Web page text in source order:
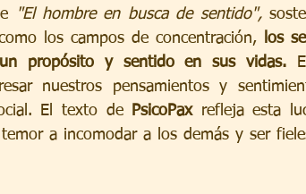
"El hombre en busca de sentido",
los campos de concentración,
los
propósito y sentido en sus vidas.
nuestros pensamientos y
El texto de
PsicoPax refleja esta
a incomodar a los demás y ser